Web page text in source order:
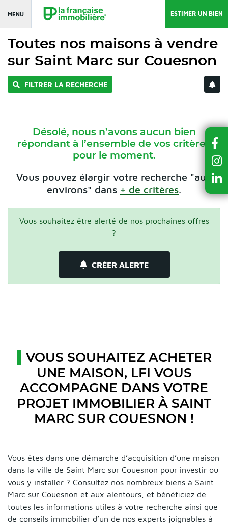
MENU ESTIMER UN BIEN
Toutes nos maisons à vendre
sur Saint Marc sur Couesnon
FILTRER LA RECHERCHE
Désolé, nous n’avons aucun bien
répondant à l’ensemble de vos critères
pour le moment.
Vous pouvez élargir votre recherche "aux
environs" dans + de critères.
Vous souhaitez être alerté de nos prochaines offres
?
CRÉER ALERTE
VOUS SOUHAITEZ ACHETER
UNE MAISON, LFI VOUS
ACCOMPAGNE DANS VOTRE
PROJET IMMOBILIER À SAINT
MARC SUR COUESNON !
Vous êtes dans une démarche d’acquisition d’une maison
dans la ville de Saint Marc sur Couesnon pour investir ou
vous y installer ? Consultez nos nombreux biens à Saint
Marc sur Couesnon et aux alentours, et bénéficiez de
toutes les informations utiles à votre recherche ainsi que
de conseils immobilier d’un de nos experts joignables à